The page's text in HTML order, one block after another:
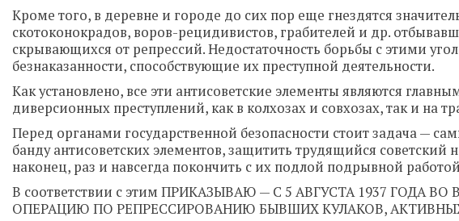
Кроме того, в деревне и городе до сих пор еще гнездятся
скотоконокрадов, воров-рецидивистов, грабителей и др.
скрывающихся от репрессий. Недостаточность борьбы с этими
безнаказанности, способствующие их преступной деятельности.
Как установлено, все эти антисоветские элементы являются
диверсионных преступлений, как в колхозах и совхозах, так и на
Перед органами государственной безопасности стоит задача —
банду антисоветских элементов, защитить трудящийся
наконец, раз и навсегда покончить с их подлой подрывной
В соответствии с этим ПРИКАЗЫВАЮ — С 5 АВГУСТА 1937 ГОДА
ОПЕРАЦИЮ ПО РЕПРЕССИРОВАНИЮ БЫВШИХ КУЛАКОВ,